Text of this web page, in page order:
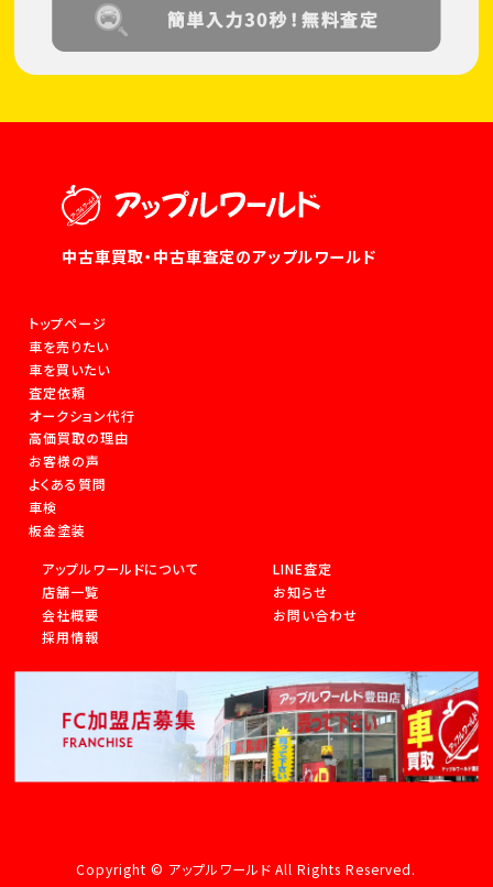
中古車買取・中古車査定のアップルワールド
トップページ
車を売りたい
車を買いたい
査定依頼
オークション代行
高価買取の理由
お客様の声
よくある質問
車検
板金塗装
アップルワールドについて
店舗一覧
会社概要
採用情報
LINE査定
お知らせ
お問い合わせ
Copyright © アップルワールド All Rights Reserved.